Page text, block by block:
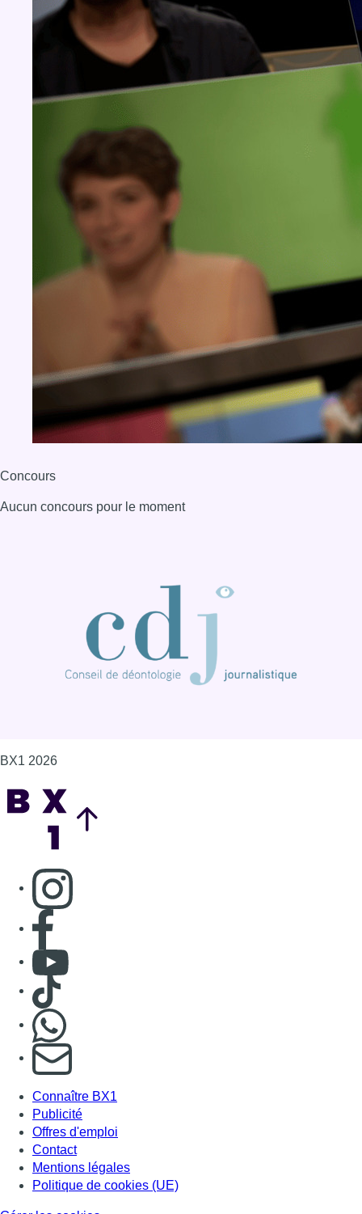
Aucun concours pour le moment
Consulter page Instagram
S'abonner à notre newsletter
Connaître BX1
Publicité
Offres d'emploi
Contact
Mentions légales
Politique de cookies (UE)
Gérer les cookies